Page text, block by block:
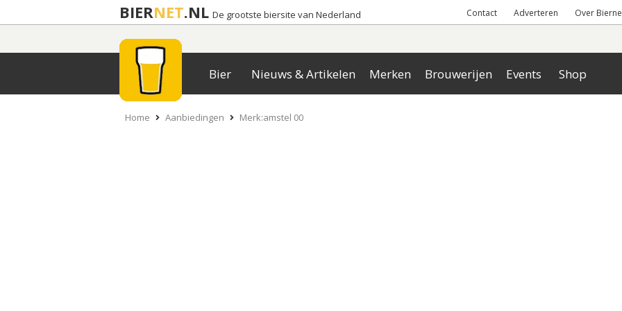
BIERNET.NL De grootste biersite van Nederland Contact Adverteren Over
Bier Nieuws & Artikelen Merken Brouwerijen Events Shop
Home Aanbiedingen Merk:amstel 00